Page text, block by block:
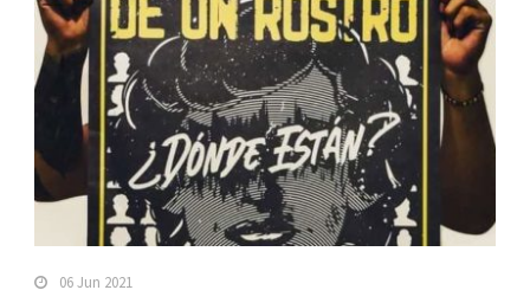
06 Jun 2021